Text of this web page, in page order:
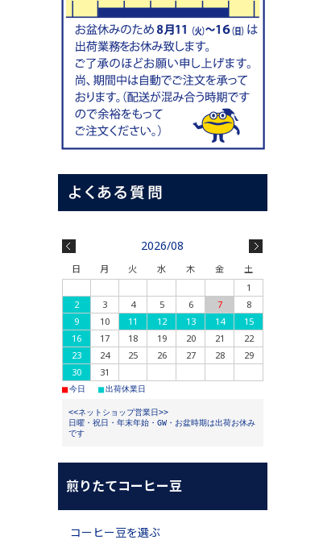
2026/08
日 月 火 水 木 金
土
1
2
3 4 5 6 7
8
9
10 11 12 13 14
15
16
17 18 19 20 21
22
23
24 25 26 27 28
29
30
31
■今日 ■出荷休業日
<<ネットショップ営業日>>
日曜・祝日・年末年始・GW・お盆時期は出荷お休み
です
煎りたてコーヒー豆
コーヒー豆を選ぶ